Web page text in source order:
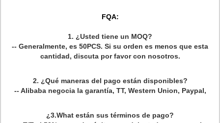
FQA:
1. ¿Usted tiene un MOQ?
-- Generalmente, es 50PCS. Si su orden es menos que esta
cantidad, discuta por favor con nosotros.
2. ¿Qué maneras del pago están disponibles?
-- Alibaba negocia la garantía, TT, Western Union, Paypal,
¿3.What están sus términos de pago?